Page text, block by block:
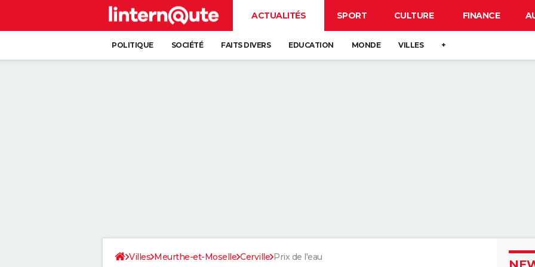
ACTUALITÉS SPORT CULTURE FINANCE
POLITIQUE SOCIÉTÉ FAITS DIVERS EDUCATION MONDE VILLES +
Villes Meurthe-et-Moselle Cerville Prix de l'eau